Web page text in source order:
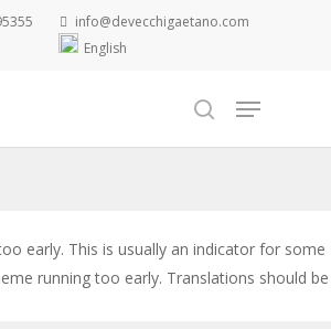
early. This is usually an indicator for some
running too early. Translations should be
info@devecchigaetano.com
English
search
Menu